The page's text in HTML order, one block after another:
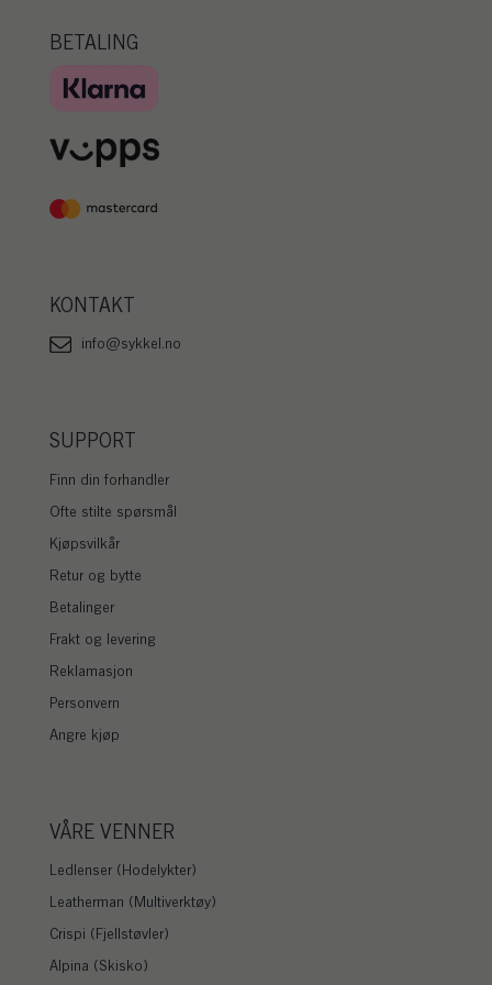
BETALING
KONTAKT
info@sykkel.no
SUPPORT
Finn din forhandler
Ofte stilte spørsmål
Kjøpsvilkår
Retur og bytte
Betalinger
Frakt og levering
Reklamasjon
Personvern
Angre kjøp
VÅRE VENNER
Ledlenser (Hodelykter)
Leatherman (Multiverktøy)
Crispi (Fjellstøvler)
Alpina (Skisko)